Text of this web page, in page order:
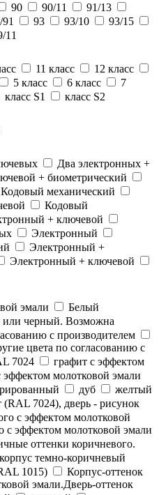
90 90/11
91/13
93 93/10
93/15
11
11 класс
12 класс
5 класс 6 класс
7
класс S1
класс S2
Два электронныx +
+ биометрический
Кодовый механический
Кодовый
+ ключевой
Электронный
Электронный +
Электронный + ключевой
эмали
Белый
черный. Возможна
с производителем
цвета по согласованию с
7024
графит с эффектом
эффектом молотковой эмали
дуб
желтый
(RAL 7024), дверь - рисунок
с эффектом молотковой
с эффектом молотковой эмали
оттенки коричневого.
корпус темно-коричневый
1015)
Корпус-оттенок
эмали.Дверь-оттенок